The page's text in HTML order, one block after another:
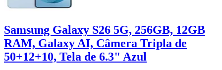
Samsung Galaxy S26 5G, 256GB, 12GB
RAM, Galaxy AI, Câmera Tripla de
50+12+10, Tela de 6.3" Azul